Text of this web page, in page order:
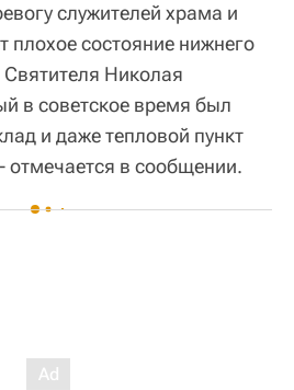
служителей храма и
состояние нижнего
Николая
в советское время был
и даже тепловой пункт
отмечается в сообщении.